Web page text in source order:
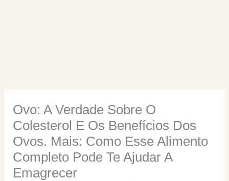
Ovo: A Verdade Sobre O
Colesterol E Os Benefícios Dos
Ovos. Mais: Como Esse Alimento
Completo Pode Te Ajudar A
Emagrecer